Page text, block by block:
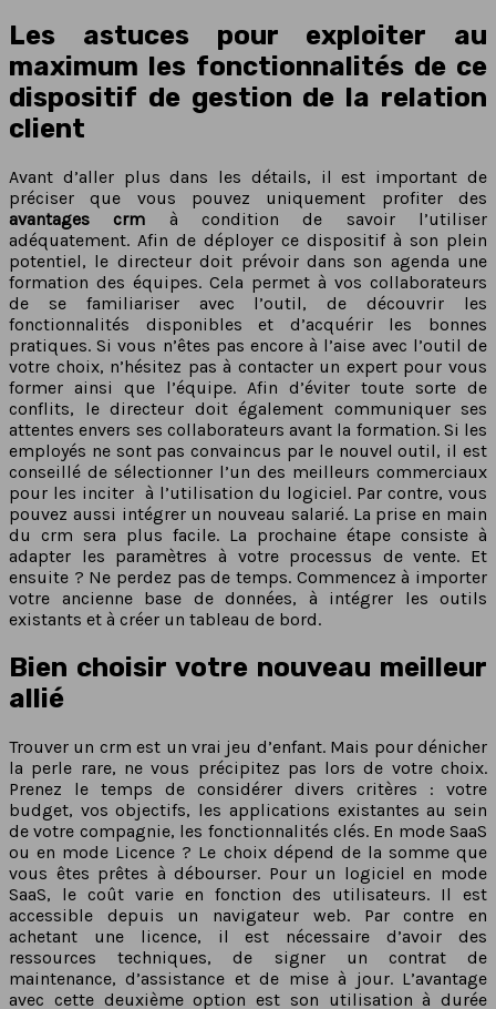
Les astuces pour exploiter au
maximum les fonctionnalités de ce
dispositif de gestion de la relation
client
Avant d’aller plus dans les détails, il est important de
préciser que vous pouvez uniquement profiter des
avantages crm à condition de savoir l’utiliser
adéquatement. Afin de déployer ce dispositif à son plein
potentiel, le directeur doit prévoir dans son agenda une
formation des équipes. Cela permet à vos collaborateurs
de se familiariser avec l’outil, de découvrir les
fonctionnalités disponibles et d’acquérir les bonnes
pratiques. Si vous n’êtes pas encore à l’aise avec l’outil de
votre choix, n’hésitez pas à contacter un expert pour vous
former ainsi que l’équipe. Afin d’éviter toute sorte de
conflits, le directeur doit également communiquer ses
attentes envers ses collaborateurs avant la formation. Si les
employés ne sont pas convaincus par le nouvel outil, il est
conseillé de sélectionner l’un des meilleurs commerciaux
pour les inciter à l’utilisation du logiciel. Par contre, vous
pouvez aussi intégrer un nouveau salarié. La prise en main
du crm sera plus facile. La prochaine étape consiste à
adapter les paramètres à votre processus de vente. Et
ensuite ? Ne perdez pas de temps. Commencez à importer
votre ancienne base de données, à intégrer les outils
existants et à créer un tableau de bord.
Bien choisir votre nouveau meilleur
allié
Trouver un crm est un vrai jeu d’enfant. Mais pour dénicher
la perle rare, ne vous précipitez pas lors de votre choix.
Prenez le temps de considérer divers critères : votre
budget, vos objectifs, les applications existantes au sein
de votre compagnie, les fonctionnalités clés. En mode SaaS
ou en mode Licence ? Le choix dépend de la somme que
vous êtes prêtes à débourser. Pour un logiciel en mode
SaaS, le coût varie en fonction des utilisateurs. Il est
accessible depuis un navigateur web. Par contre en
achetant une licence, il est nécessaire d’avoir des
ressources techniques, de signer un contrat de
maintenance, d’assistance et de mise à jour. L’avantage
avec cette deuxième option est son utilisation à durée